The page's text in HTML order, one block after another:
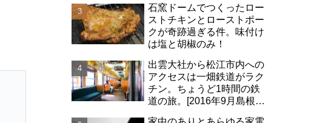
石窯ドームでつくったロー
ストチキンとローストポー
クが奇跡過ぎる件。味付け
は塩と胡椒のみ！
出雲大社から松江市内への
アクセスは一畑鉄道がラク
チン。ちょうど1時間の鉄
道の旅。[2016年9月島根旅